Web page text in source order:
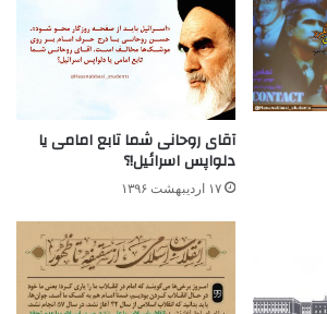
آقای روحانی شما تابع امامی یا
دلواپس اسرائیل!؟
۱۷ اردیبهشت ۱۳۹۶